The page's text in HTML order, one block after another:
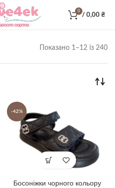
0
/ 0,00 ₴
Показано 1–12 із 240
-42%
Босоніжки чорного кольору